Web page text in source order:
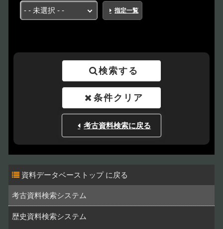
指定一覧
検索する
条件クリア
考古資料検索に戻る
資料データベーストップ
考古資料検索システム
歴史資料検索システム